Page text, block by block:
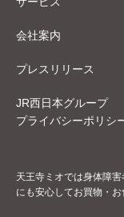
会社案内
プレスリリース
JR西日本グループ
プライバシーポリシ
天王寺ミオでは身体障
にも安心してお買物・お